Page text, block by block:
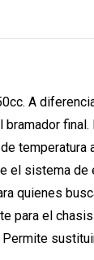
A
final.
temperatura
el sistema de
quienes
para el
Permite